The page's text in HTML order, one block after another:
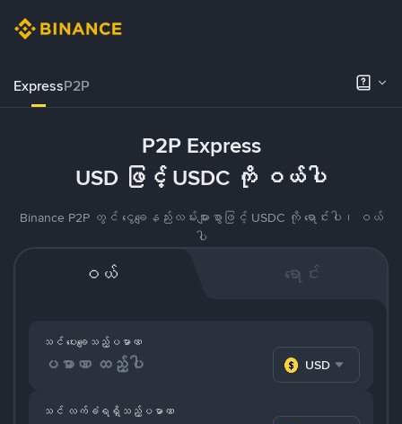
ExpressP2P
P2P Express
USD ဖြင့် USDC ကို ဝယ်ပါ
Binance P2P တွင် ငွေချေနည်းလမ်းများစွာဖြင့် USDC ကို ရောင်းပါ၊ ဝယ်
ပါ
ဝယ် ရောင်း
သင် ပေးချေသည့်ပမာဏ
USD
သင် လက်ခံရရှိသည့်ပမာဏ